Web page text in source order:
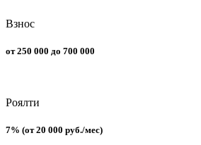
Взнос
от 250 000 до 700 000
Роялти
7% (от 20 000 руб./мес)